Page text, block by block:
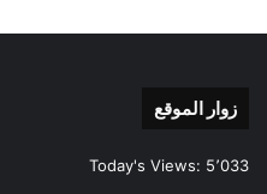
زوار الموقع
Today's Views: 5٬033